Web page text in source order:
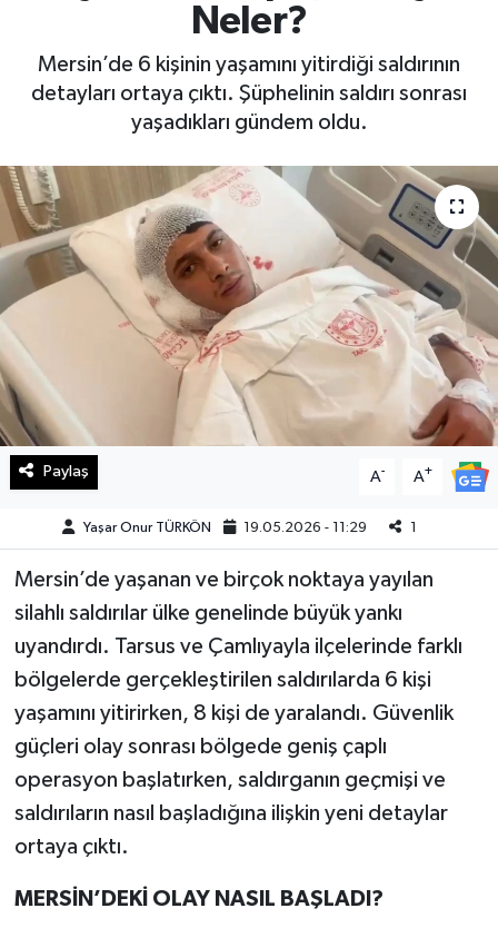
Neler?
Mersin’de 6 kişinin yaşamını yitirdiği saldırının
detayları ortaya çıktı. Şüphelinin saldırı sonrası
yaşadıkları gündem oldu.
Paylaş A- A+
Yaşar Onur TÜRKÖN 19.05.2026 - 11:29 1
Mersin’de yaşanan ve birçok noktaya yayılan
silahlı saldırılar ülke genelinde büyük yankı
uyandırdı. Tarsus ve Çamlıyayla ilçelerinde farklı
bölgelerde gerçekleştirilen saldırılarda 6 kişi
yaşamını yitirirken, 8 kişi de yaralandı. Güvenlik
güçleri olay sonrası bölgede geniş çaplı
operasyon başlatırken, saldırganın geçmişi ve
saldırıların nasıl başladığına ilişkin yeni detaylar
ortaya çıktı.
MERSİN’DEKİ OLAY NASIL BAŞLADI?
Kültür Sanat
Manşet Altı
Manşetler
Resmi İlan
Spor
SürManşet
Teknoloji
Yaşam